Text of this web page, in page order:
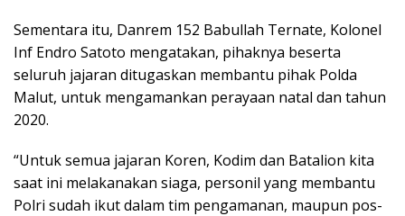
Sementara itu, Danrem 152 Babullah Ternate, Kolonel
Inf Endro Satoto mengatakan, pihaknya beserta
seluruh jajaran ditugaskan membantu pihak Polda
Malut, untuk mengamankan perayaan natal dan tahun
2020.
“Untuk semua jajaran Koren, Kodim dan Batalion kita
saat ini melakanakan siaga, personil yang membantu
Polri sudah ikut dalam tim pengamanan, maupun pos-